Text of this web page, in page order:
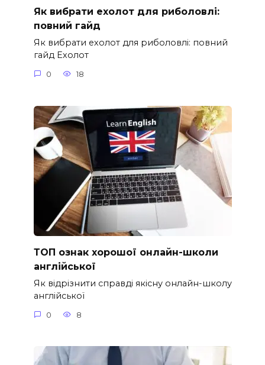
Як вибрати ехолот для риболовлі:
повний гайд
Як вибрати ехолот для риболовлі: повний
гайд Ехолот
0 18
ТОП ознак хорошої онлайн-школи
англійської
Як відрізнити справді якісну онлайн-школу
англійської
0 8